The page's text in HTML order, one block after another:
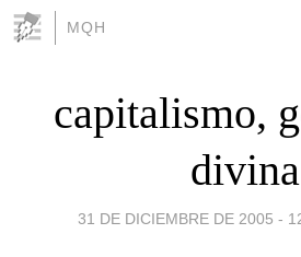
MQH
capitalismo,
divina
31 DE DICIEMBRE DE 2005 -